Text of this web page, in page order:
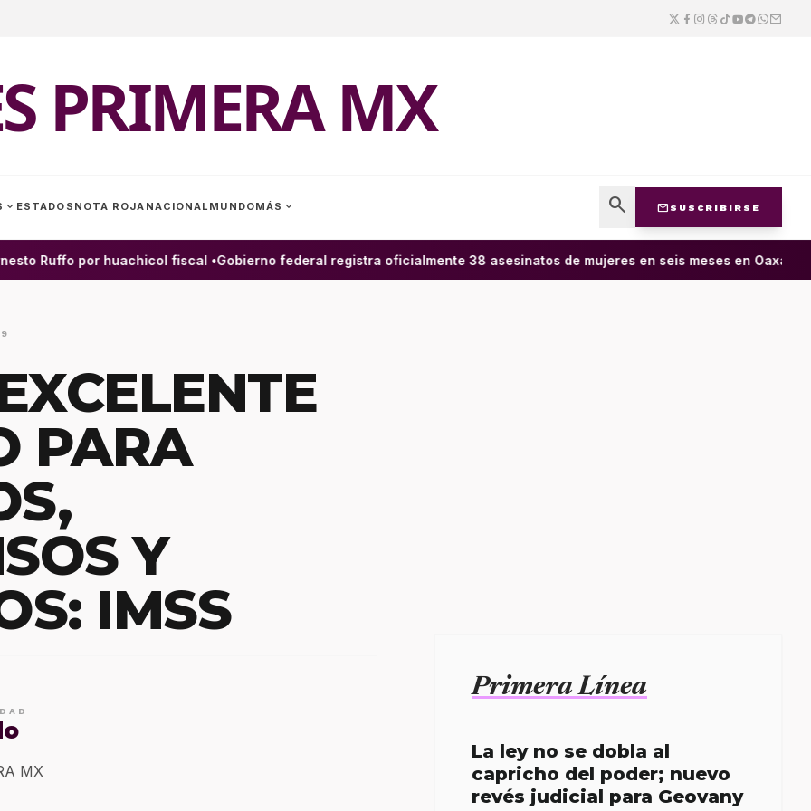
PRIMERA MX
expand_more ESTADOS NOTA ROJA NACIONAL MUNDOMÁS expand_more search mail SUSCRIBIRSE
Ruffo por huachicol fiscal •Gobierno federal registra oficialmente 38 asesinatos de mujeres en seis meses en Oaxaca;
PARA
Y
IMSS
MX
Primera Línea
La ley no se dobla al
capricho del poder; nuevo
revés judicial para Geovany